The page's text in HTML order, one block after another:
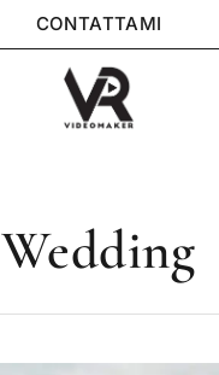
CONTATTAMI
Wedding